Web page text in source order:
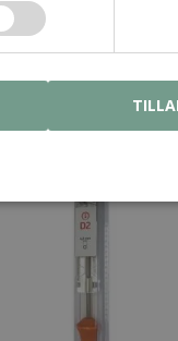
fra
kr. På lager